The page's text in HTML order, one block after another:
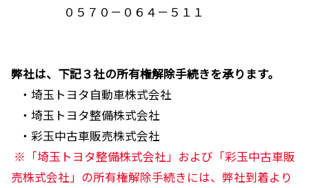
０５７０－０６４－５１１
弊社は、下記３社の所有権解除手続きを承ります。
・埼玉トヨタ自動車株式会社
・埼玉トヨタ整備株式会社
・彩玉中古車販売株式会社
※「埼玉トヨタ整備株式会社」および「彩玉中古車販
売株式会社」の所有権解除手続きには、弊社到着より